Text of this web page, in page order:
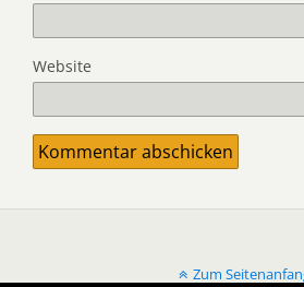
Website
Zum